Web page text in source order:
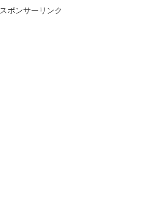
スポンサーリンク